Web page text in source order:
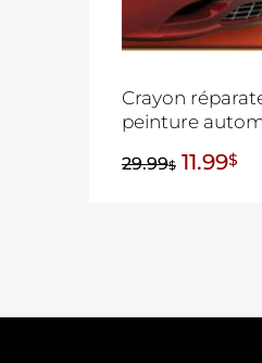
Crayon
peinture
29.99$ 11.99$